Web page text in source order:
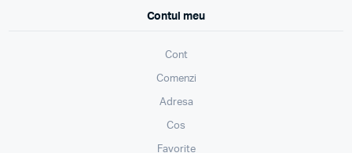
Contul meu
Cont
Comenzi
Adresa
Cos
Favorite